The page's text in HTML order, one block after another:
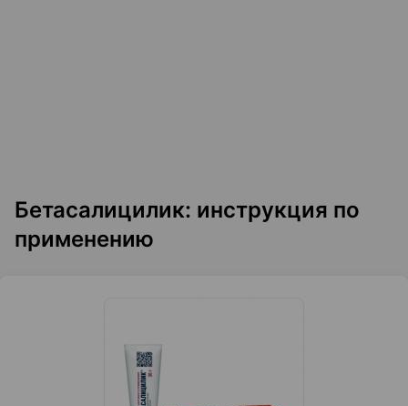
Бетасалицилик: инструкция по
применению